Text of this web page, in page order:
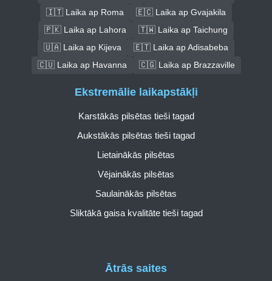
🇮🇹 Laika ap Roma
🇪🇨 Laika ap Gvajakila
🇵🇰 Laika ap Lahora
🇹🇼 Laika ap Taichung
🇺🇦 Laika ap Kijeva
🇪🇹 Laika ap Adisabeba
🇨🇺 Laika ap Havanna
🇨🇬 Laika ap Brazzaville
Ātrās saites
Ekstremālie laikapstākļi
Karstākās pilsētas tieši tagad
Aukstākās pilsētas tieši tagad
Lietainākās pilsētas
Vējainākās pilsētas
Saulainākās pilsētas
Sliktākā gaisa kvalitāte tieši tagad